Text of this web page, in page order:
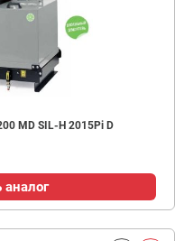
MD SIL-H 2015Pi D
аналог